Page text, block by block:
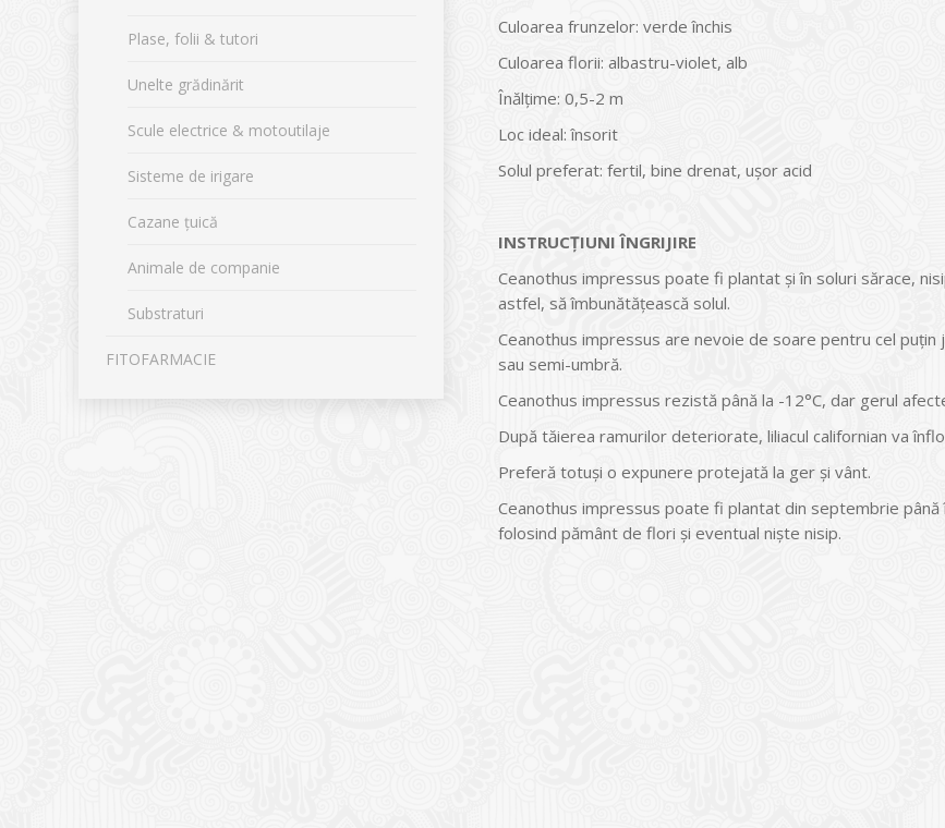
Culoarea frunzelor: verde închis
Culoarea florii: albastru-violet, alb
Înălțime: 0,5-2 m
Loc ideal: însorit
Solul preferat: fertil, bine drenat, ușor acid
INSTRUCŢIUNI ÎNGRIJIRE
Ceanothus impressus poate fi plantat și în soluri sărace,
astfel, să îmbunătățească solul.
Ceanothus impressus are nevoie de soare pentru cel
sau semi-umbră.
Ceanothus impressus rezistă până la -12°C, dar gerul
După tăierea ramurilor deteriorate, liliacul californian va
Preferă totuși o expunere protejată la ger și vânt.
Ceanothus impressus poate fi plantat din septembrie
folosind pământ de flori și eventual niște nisip.
Plase, folii & tutori
Unelte grădinărit
Scule electrice & motoutilaje
Sisteme de irigare
Cazane țuică
Animale de companie
Substraturi
FITOFARMACIE